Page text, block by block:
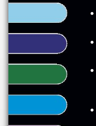
•
•
•
•